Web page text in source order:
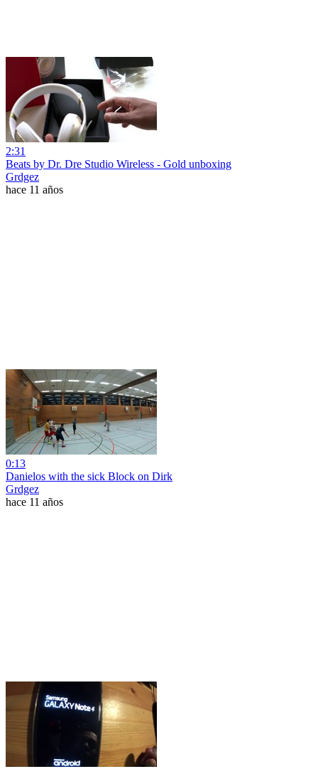
2:31
Beats by Dr. Dre Studio Wireless - Gold unboxing
Grdgez
hace 11 años
0:13
Danielos with the sick Block on Dirk
Grdgez
hace 11 años